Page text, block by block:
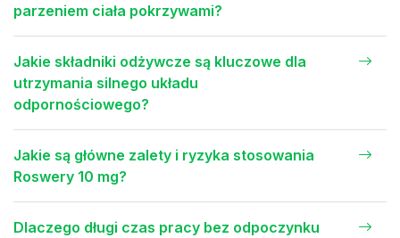
parzeniem ciała pokrzywami?
Jakie składniki odżywcze są kluczowe dla
utrzymania silnego układu
odpornościowego?
Jakie są główne zalety i ryzyka stosowania
Roswery 10 mg?
Dlaczego długi czas pracy bez odpoczynku